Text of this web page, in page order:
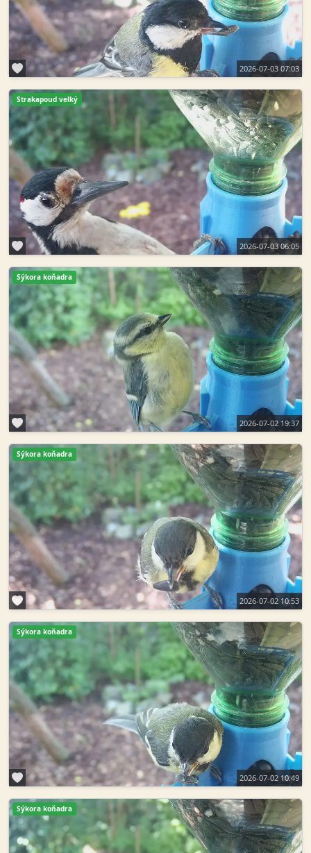
2026-07-03 07:03
Strakapoud velký
2026-07-03 06:05
Sýkora koňadra
2026-07-02 19:37
Sýkora koňadra
2026-07-02 10:53
Sýkora koňadra
2026-07-02 10:49
Sýkora koňadra